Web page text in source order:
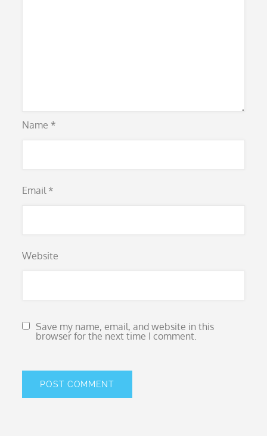
Name *
Email *
Website
Save my name, email, and website in this
browser for the next time I comment.